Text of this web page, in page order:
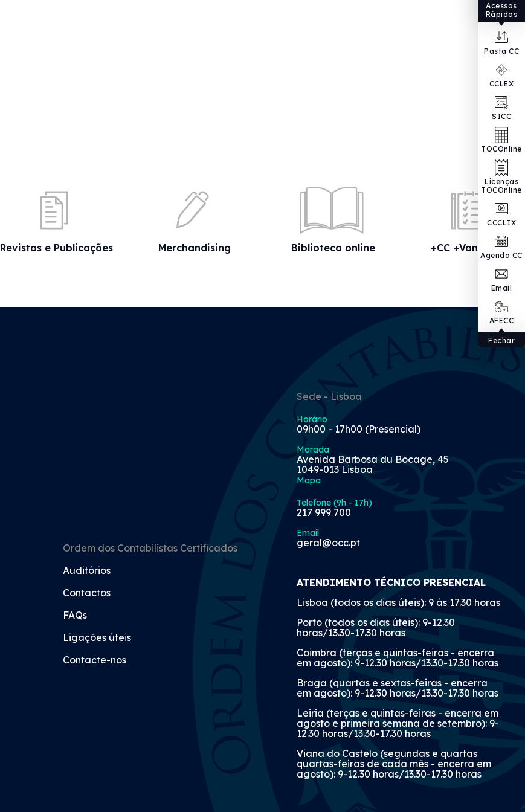
Acessos
Rápidos
Pasta CC
CCLEX
SICC
TOCOnline
Licenças
TOCOnline
CCCLIX
Agenda CC
Email
AFECC
Fechar
Revistas e Publicações Merchandising Biblioteca online +CC +Vantagens
Ordem dos Contabilistas Certificados
Auditórios
Contactos
FAQs
Ligações úteis
Contacte-nos
Sede - Lisboa
Horário
09h00 - 17h00 (Presencial)
Morada
Avenida Barbosa du Bocage, 45
1049-013 Lisboa
Mapa
Telefone (9h - 17h)
217 999 700
Email
geral@occ.pt
ATENDIMENTO TÉCNICO PRESENCIAL
Lisboa (todos os dias úteis): 9 às 17.30 horas
Porto (todos os dias úteis): 9-12.30
horas/13.30-17.30 horas
Coimbra (terças e quintas-feiras - encerra
em agosto): 9-12.30 horas/13.30-17.30 horas
Braga (quartas e sextas-feiras - encerra
em agosto): 9-12.30 horas/13.30-17.30 horas
Leiria (terças e quintas-feiras - encerra em
agosto e primeira semana de setembro): 9-
12.30 horas/13.30-17.30 horas
Viana do Castelo (segundas e quartas
quartas-feiras de cada mês - encerra em
agosto): 9-12.30 horas/13.30-17.30 horas